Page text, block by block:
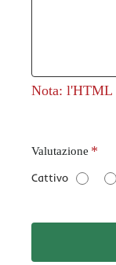
Nota: l'HTML
V
l
t
Valutazione
Cattivo